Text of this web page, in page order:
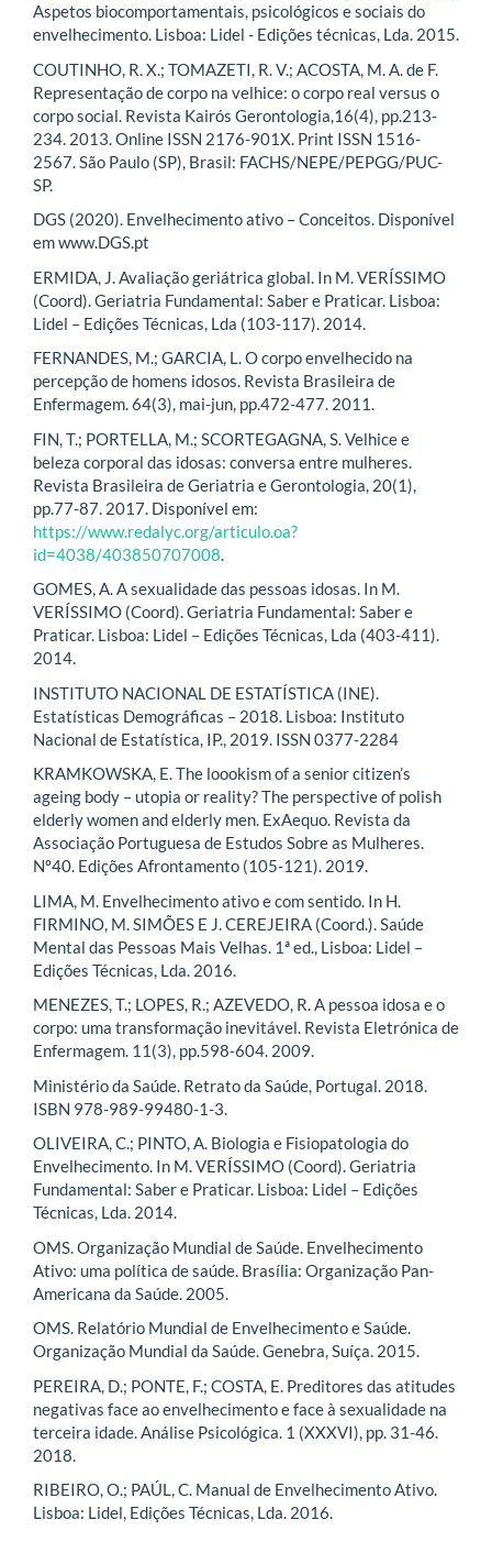
Aspetos biocomportamentais, psicológicos e sociais do
envelhecimento. Lisboa: Lidel - Edições técnicas, Lda. 2015.
COUTINHO, R. X.; TOMAZETI, R. V.; ACOSTA, M. A. de F.
Representação de corpo na velhice: o corpo real versus o
corpo social. Revista Kairós Gerontologia,16(4), pp.213-
234. 2013. Online ISSN 2176-901X. Print ISSN 1516-
2567. São Paulo (SP), Brasil: FACHS/NEPE/PEPGG/PUC-
SP.
DGS (2020). Envelhecimento ativo – Conceitos. Disponível
em www.DGS.pt
ERMIDA, J. Avaliação geriátrica global. In M. VERÍSSIMO
(Coord). Geriatria Fundamental: Saber e Praticar. Lisboa:
Lidel – Edições Técnicas, Lda (103-117). 2014.
FERNANDES, M.; GARCIA, L. O corpo envelhecido na
percepção de homens idosos. Revista Brasileira de
Enfermagem. 64(3), mai-jun, pp.472-477. 2011.
FIN, T.; PORTELLA, M.; SCORTEGAGNA, S. Velhice e
beleza corporal das idosas: conversa entre mulheres.
Revista Brasileira de Geriatria e Gerontologia, 20(1),
pp.77-87. 2017. Disponível em:
https://www.redalyc.org/articulo.oa?
id=4038/403850707008
GOMES, A. A sexualidade das pessoas idosas. In M.
VERÍSSIMO (Coord). Geriatria Fundamental: Saber e
Praticar. Lisboa: Lidel – Edições Técnicas, Lda (403-411).
2014.
INSTITUTO NACIONAL DE ESTATÍSTICA (INE).
Estatísticas Demográficas – 2018. Lisboa: Instituto
Nacional de Estatística, IP., 2019. ISSN 0377-2284
KRAMKOWSKA, E. The loookism of a senior citizen’s
ageing body – utopia or reality? The perspective of polish
elderly women and elderly men. ExAequo. Revista da
Associação Portuguesa de Estudos Sobre as Mulheres.
Nº40. Edições Afrontamento (105-121). 2019.
LIMA, M. Envelhecimento ativo e com sentido. In H.
FIRMINO, M. SIMÕES E J. CEREJEIRA (Coord.). Saúde
Mental das Pessoas Mais Velhas. 1ª ed., Lisboa: Lidel –
Edições Técnicas, Lda. 2016.
MENEZES, T.; LOPES, R.; AZEVEDO, R. A pessoa idosa e o
corpo: uma transformação inevitável. Revista Eletrónica de
Enfermagem. 11(3), pp.598-604. 2009.
Ministério da Saúde. Retrato da Saúde, Portugal. 2018.
ISBN 978-989-99480-1-3.
OLIVEIRA, C.; PINTO, A. Biologia e Fisiopatologia do
Envelhecimento. In M. VERÍSSIMO (Coord). Geriatria
Fundamental: Saber e Praticar. Lisboa: Lidel – Edições
Técnicas, Lda. 2014.
OMS. Organização Mundial de Saúde. Envelhecimento
Ativo: uma política de saúde. Brasília: Organização Pan-
Americana da Saúde. 2005.
OMS. Relatório Mundial de Envelhecimento e Saúde.
Organização Mundial da Saúde. Genebra, Suíça. 2015.
PEREIRA, D.; PONTE, F.; COSTA, E. Preditores das atitudes
negativas face ao envelhecimento e face à sexualidade na
terceira idade. Análise Psicológica. 1 (XXXVI), pp. 31-46.
2018.
RIBEIRO, O.; PAÚL, C. Manual de Envelhecimento Ativo.
Lisboa: Lidel, Edições Técnicas, Lda. 2016.